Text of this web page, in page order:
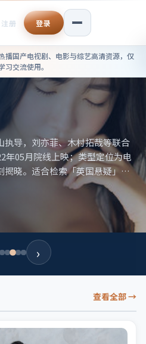
注册 登录
品在线观看——
播国产电视剧、电影与综艺高清资源，仅
习交流使用。
导，刘亦菲、木村拓哉等联合
年05月院线上映；类型定位为电
晓。适合检索「英国悬疑」
词。
›
查看全部→